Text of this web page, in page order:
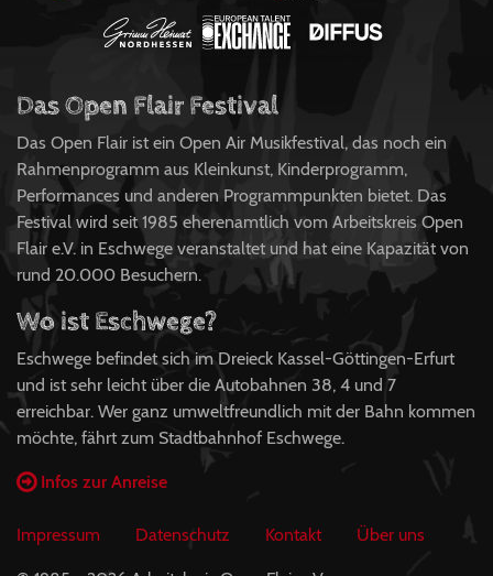
Das Open Flair Festival
Das Open Flair ist ein Open Air Musikfestival, das noch ein
Rahmenprogramm aus Kleinkunst, Kinderprogramm,
Performances und anderen Programmpunkten bietet. Das
Festival wird seit 1985 eherenamtlich vom Arbeitskreis Open
Flair e.V. in Eschwege veranstaltet und hat eine Kapazität von
rund 20.000 Besuchern.
Wo ist Eschwege?
Eschwege befindet sich im Dreieck Kassel-Göttingen-Erfurt
und ist sehr leicht über die Autobahnen 38, 4 und 7
erreichbar. Wer ganz umweltfreundlich mit der Bahn kommen
möchte, fährt zum Stadtbahnhof Eschwege.
Infos zur Anreise
Impressum Datenschutz Kontakt Über uns